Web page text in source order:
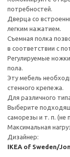
потребностей.
Дверца со
легким нажатием.
Съемная полка
в соответствии с
Регулируемые
пола.
Эту мебель
стенного крепежа.
Для различного
Выберите
саморезы и т. п. (не
Максимальная
Дизайнер:
IKEA of Sweden/